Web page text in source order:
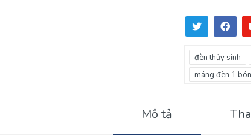
đèn thủy sinh
máng đèn 1
Mô tả